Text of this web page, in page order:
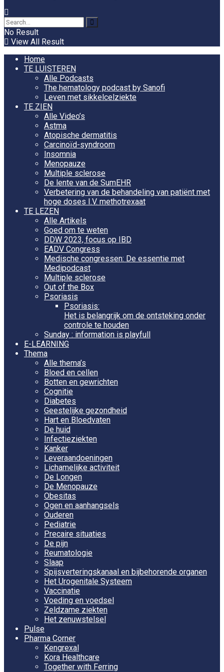
No Result
View All Result
Home
TE LUISTEREN
Alle Podcasts
The hematology podcast by Sanofi
Leven met sikkelcelziekte
TE ZIEN
Alle Video’s
Astma
Atopische dermatitis
Carcinoïd-syndroom
Insomnia
Menopauze
Multiple sclerose
De lente van de SumEHR
Verbetering van de behandeling van patiënt met
hoge doses I.V. methotrexaat
TE LEZEN
Alle Artikels
Goed om te weten
DDW 2023, focus op IBD
EADV Congress
Medische congressen: De essentie met
Medipodcast
Multiple sclerose
Out of the Box
Psoriasis
Psoriasis:
Het is belangrijk om de ontsteking onder
controle te houden
Sunday : information is playfull
E-LEARNING
Thema
Alle thema’s
Bloed en cellen
Botten en gewrichten
Cognitie
Diabetes
Geestelijke gezondheid
Hart en Bloedvaten
De huid
Infectieziekten
Kanker
Leveraandoeningen
Lichamelijke activiteit
De Longen
De Menopauze
Obesitas
Ogen en aanhangsels
Ouderen
Pediatrie
Precaire situaties
De pijn
Reumatologie
Slaap
Spijsverteringskanaal en bijbehorende organen
Het Urogenitale Systeem
Vaccinatie
Voeding en voedsel
Zeldzame ziekten
Het zenuwstelsel
Pulse
Pharma Corner
Kengrexal
Kora Healthcare
Together with Ferring